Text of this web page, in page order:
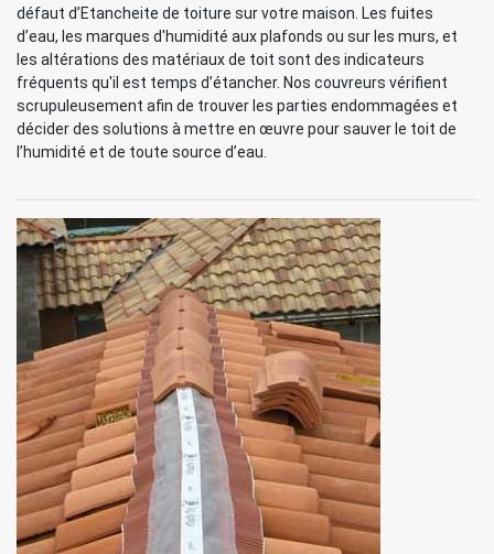
défaut d’Etancheite de toiture sur votre maison. Les fuites
d’eau, les marques d'humidité aux plafonds ou sur les murs, et
les altérations des matériaux de toit sont des indicateurs
fréquents qu'il est temps d’étancher. Nos couvreurs vérifient
scrupuleusement afin de trouver les parties endommagées et
décider des solutions à mettre en œuvre pour sauver le toit de
l’humidité et de toute source d’eau.